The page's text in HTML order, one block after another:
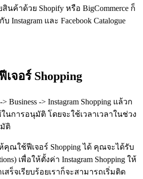
นค้าด้วย Shopify หรือ BigCommerce ก็
Instagram และ Facebook Catalogue
จอร์ Shopping
Business -> Instagram Shopping แล้วก
นการอนุมัติ โดยจะใช้เวลาเวลาในช่วง
ติ
คุณใช้ฟีเจอร์ Shopping ได้ คุณจะได้รับ
เพื่อให้ตั้งค่า Instagram Shopping ให้
สร็จเรียบร้อยเราก็จะสามารถเริ่มติด